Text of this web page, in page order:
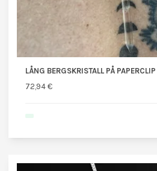
LÅNG BERGSKRISTALL PÅ
72,94 €